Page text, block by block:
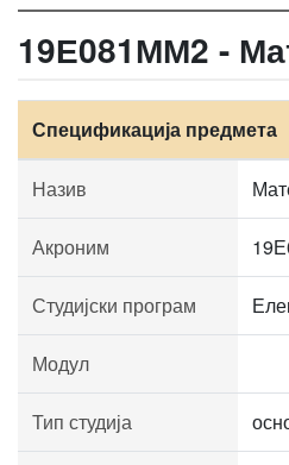
19Е081ММ2 -
Спецификација предмета
Назив
Акроним
Студијски програм
Модул
Тип студија